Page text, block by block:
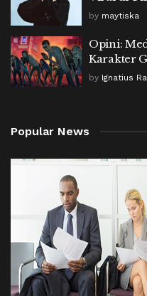
by maytiska
Opini:
Karakter
by Ignatius
Popular News